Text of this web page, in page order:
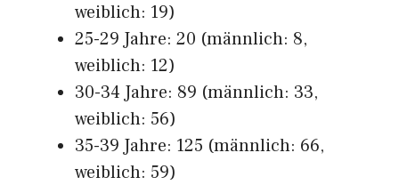
weiblich: 19)
25-29 Jahre: 20 (männlich: 8,
weiblich: 12)
30-34 Jahre: 89 (männlich: 33,
weiblich: 56)
35-39 Jahre: 125 (männlich: 66,
weiblich: 59)